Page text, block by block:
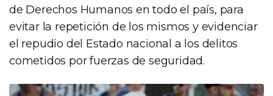
de Derechos Humanos en todo el país, para
evitar la repetición de los mismos y evidenciar
el repudio del Estado nacional a los delitos
cometidos por fuerzas de seguridad.